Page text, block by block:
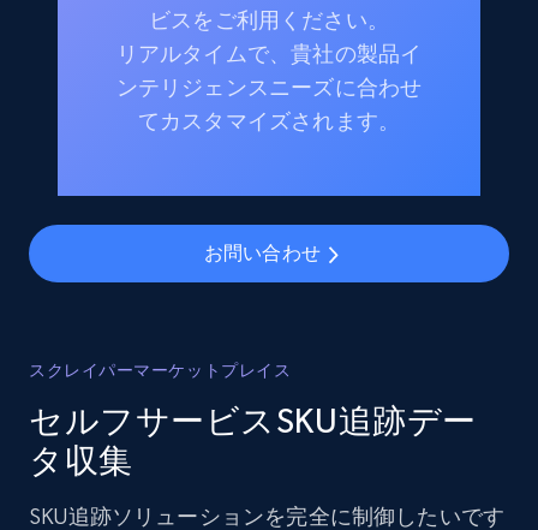
ビスをご利用ください。
リアルタイムで、貴社の製品イ
ンテリジェンスニーズに合わせ
てカスタマイズされます。
お問い合わせ
スクレイパーマーケットプレイス
セルフサービスSKU追跡デー
タ収集
SKU追跡ソリューションを完全に制御したいです